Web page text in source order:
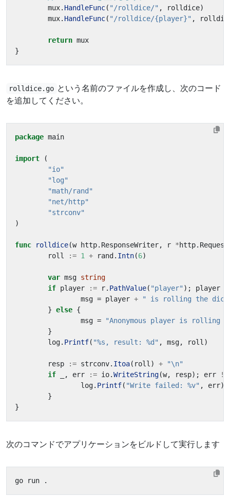
mux. HandleFunc( "/rolldice/" , rolldice)
mux. HandleFunc( "/rolldice/{player}" ,
return mux
}
rolldice.go という名前のファイルを作成し、次のコード
を追加してください。
package main
import
(
"io"
"log"
"math/rand"
"net/http"
"strconv"
)
func rolldice(w http. ResponseWriter, r *http. Request
roll
:= 1 + rand . Intn(6)
var msg string
if player := r. PathValue( "player" ); player
msg = player +
" is rolling the
} else {
msg =
"Anonymous player is rolling
}
log. Printf( "%s, result: %d" , msg, roll )
resp := strconv. Itoa( roll ) +
"\n"
if
, err := io.WriteString(w, resp); err
!=
log. Printf( "Write failed: %v" , err)
}
}
次のコマンドでアプリケーションをビルドして実行します